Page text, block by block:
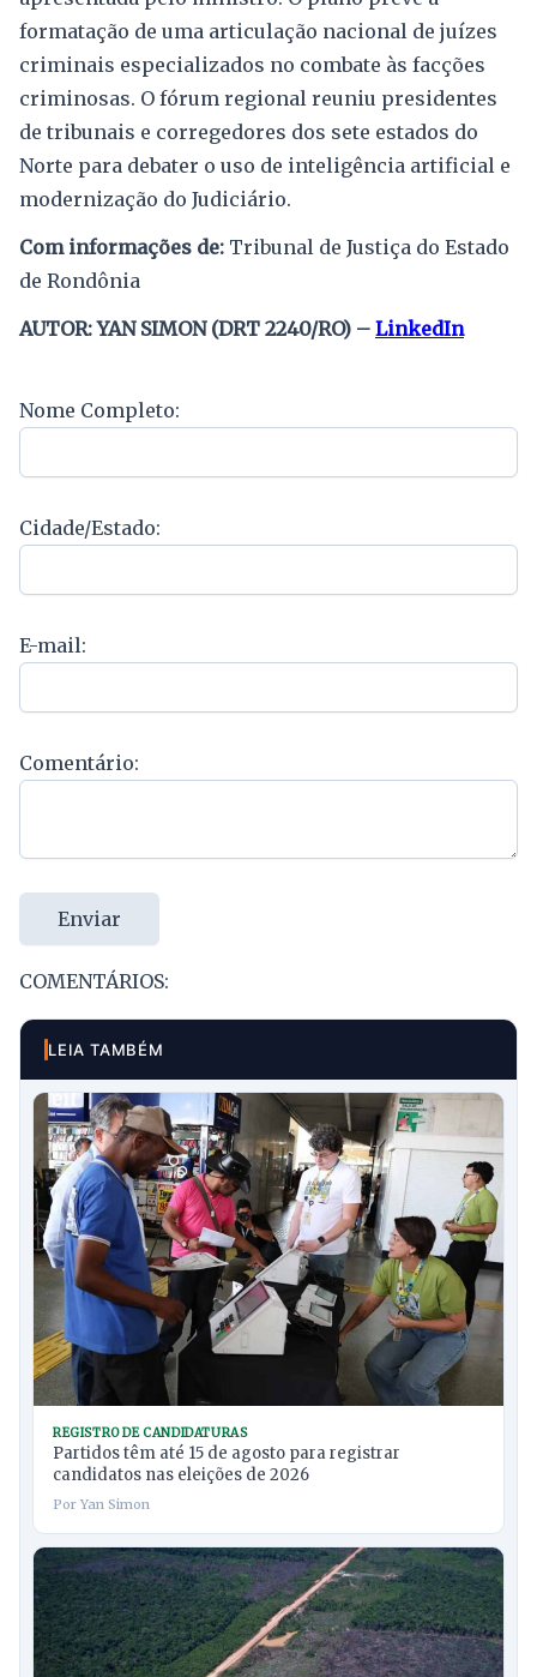
formatação de uma articulação nacional de juízes
criminais especializados no combate às facções
criminosas. O fórum regional reuniu presidentes
de tribunais e corregedores dos sete estados do
Norte para debater o uso de inteligência artificial e
modernização do Judiciário.
Com informações de: Tribunal de Justiça do Estado
de Rondônia
AUTOR: YAN SIMON (DRT 2240/RO) – LinkedIn
Nome Completo:
Cidade/Estado:
E-mail:
Comentário:
Enviar
COMENTÁRIOS:
LEIA TAMBÉM
REGISTRO DE CANDIDATURAS
Partidos têm até 15 de agosto para registrar
candidatos nas eleições de 2026
Por Yan Simon